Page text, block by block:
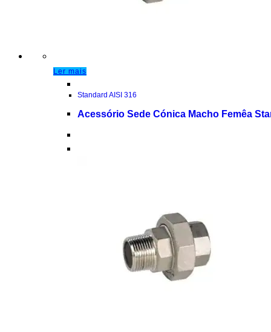
Ler mais
Standard AISI 316
Acessório Sede Cónica Macho Femêa